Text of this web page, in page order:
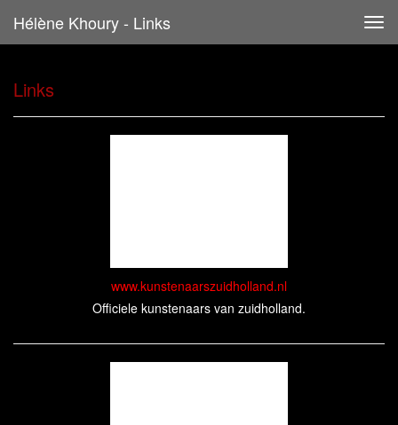
Hélène Khoury - Links
Links
www.kunstenaarszuidholland.nl
Officiele kunstenaars van zuidholland.